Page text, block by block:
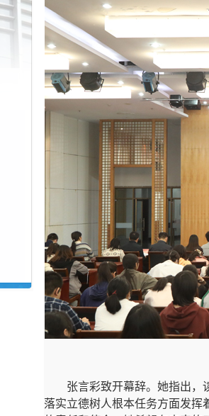
张言彩致开幕辞。她指出，
落实立德树人根本任务方面发挥